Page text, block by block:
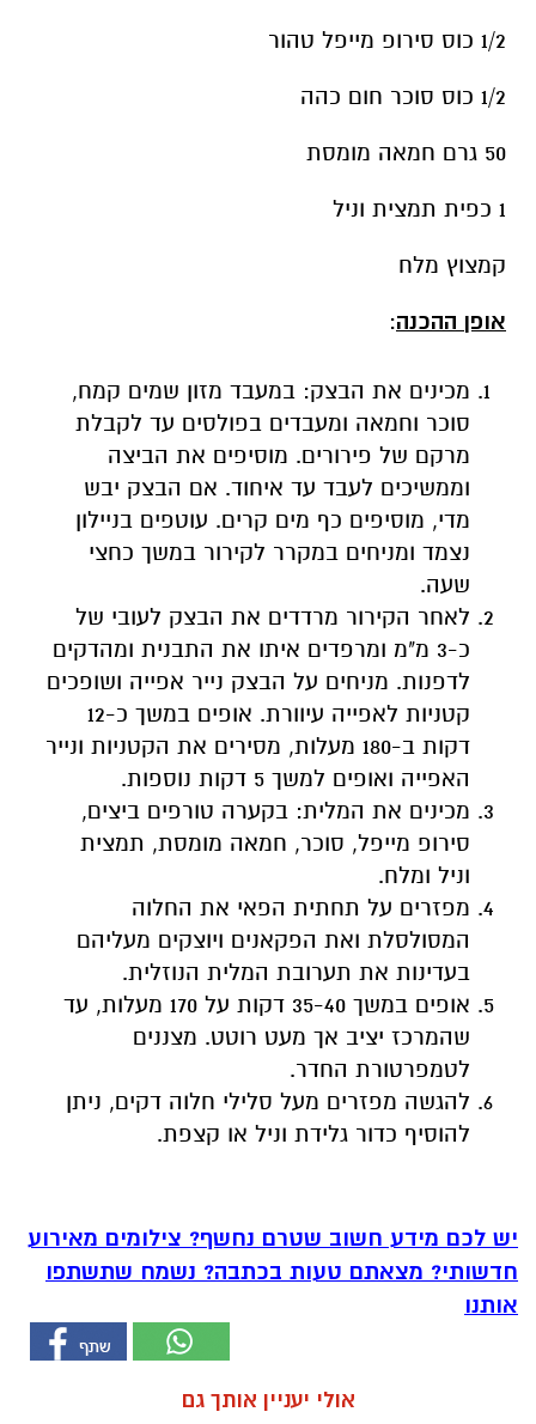
1/2 כוס סירופ מייפל טהור
1/2 כוס סוכר חום כהה
50 גרם חמאה מומסת
1 כפית תמצית וניל
קמצוץ מלח
אופן ההכנה:
מכינים את הבצק: במעבד מזון שמים קמח,
סוכר וחמאה ומעבדים בפולסים עד לקבלת
מרקם של פירורים. מוסיפים את הביצה
וממשיכים לעבד עד איחוד. אם הבצק יבש
מדי, מוסיפים כף מים קרים. עוטפים בניילון
נצמד ומניחים במקרר לקירור במשך כחצי
שעה.
לאחר הקירור מרדדים את הבצק לעובי של
כ-3 מ"מ ומרפדים איתו את התבנית ומהדקים
לדפנות. מניחים על הבצק נייר אפייה ושופכים
קטניות לאפייה עיוורת. אופים במשך כ-12
דקות ב-180 מעלות, מסירים את הקטניות ונייר
האפייה ואופים למשך 5 דקות נוספות.
מכינים את המלית: בקערה טורפים ביצים,
סירופ מייפל, סוכר, חמאה מומסת, תמצית
וניל ומלח.
מפזרים על תחתית הפאי את החלוה
המסולסלת ואת הפקאנים ויוצקים מעליהם
בעדינות את תערובת המלית הנוזלית.
אופים במשך 35-40 דקות על 170 מעלות, עד
שהמרכז יציב אך מעט רוטט. מצננים
לטמפרטורת החדר.
להגשה מפזרים מעל סלילי חלוה דקים, ניתן
להוסיף כדור גלידת וניל או קצפת.
יש לכם מידע חשוב שטרם נחשף? צילומים מאירוע
חדשותי? מצאתם טעות בכתבה? נשמח שתשתפו
אותנו
אולי יעניין אותך גם